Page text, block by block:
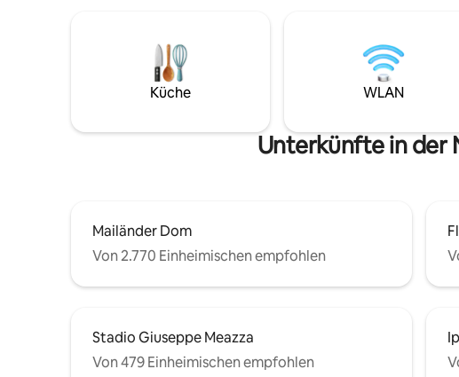
ein komfortables Wohnzimmer mit Maxi-
Fernseher. Diese in ihrer Art ikonische
Unterkunft ist bereit, Freunde, Paare
und Familien willkommen zu heißen, die
Charakter und viel Atmosphäre
Küche WLAN
Unterkünfte in der
Mailänder Dom
Von 2.770 Einheimischen empfohlen
Stadio Giuseppe Meazza
Von 479 Einheimischen empfohlen